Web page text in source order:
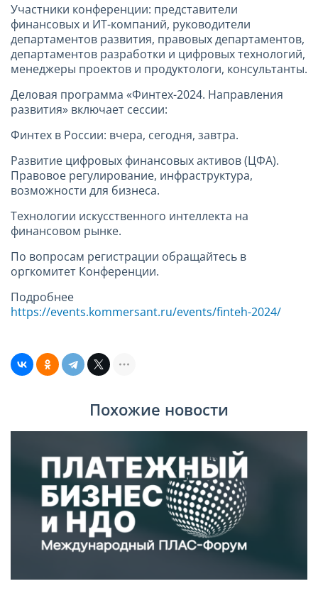
Участники конференции: представители
финансовых и ИТ-компаний, руководители
департаментов развития, правовых департаментов,
департаментов разработки и цифровых технологий,
менеджеры проектов и продуктологи, консультанты.
Деловая программа «Финтех-2024. Направления
развития» включает сессии:
Финтех в России: вчера, сегодня, завтра.
Развитие цифровых финансовых активов (ЦФА).
Правовое регулирование, инфраструктура,
возможности для бизнеса.
Технологии искусственного интеллекта на
финансовом рынке.
По вопросам регистрации обращайтесь в
оргкомитет Конференции.
Подробнее
https://events.kommersant.ru/events/finteh-2024/
Похожие новости